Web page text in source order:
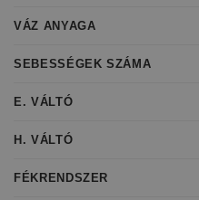
VÁZ ANYAGA
SEBESSÉGEK SZÁMA
E. VÁLTÓ
H. VÁLTÓ
FÉKRENDSZER